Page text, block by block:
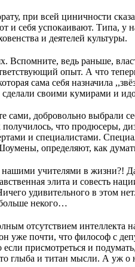
при всей циничности
и себя успокаивают. Типа, у
и деятелей культуры.
Вспомните, ведь раньше,
опыт. А что
сама себя назначила
своими кумирами и
сами, добровольно выбрали
получилось, что продюсеры,
и специалистами.
определяют, как
нашими учителями в жизни?!
элита и совесть
удивительного в этом
некого…
отсутствием интеллекта
уже почти, что философ с
если присмотреться и
глыба и титан мысли. А уж